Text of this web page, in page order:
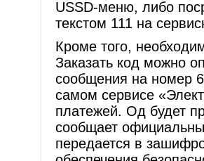
USSD-меню, либо
текстом 111 на
Кроме того,
Заказать код можно
сообщения на номер
самом сервисе
платежей. Од будет
сообщает
передается в